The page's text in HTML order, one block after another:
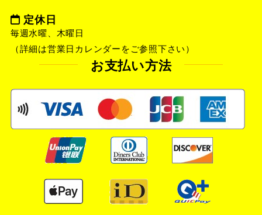
定休日
毎週水曜、木曜日
（詳細は営業日カレンダーをご参照下さい）
お支払い方法